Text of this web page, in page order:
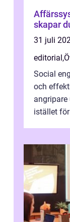
skapar
31 juli
editorial ,
Social
och
istället